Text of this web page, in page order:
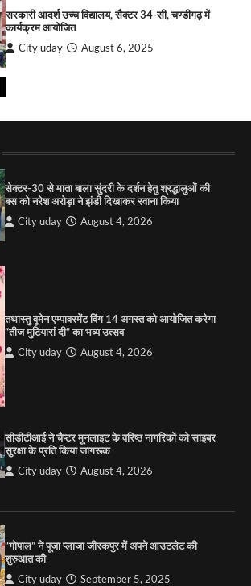
City uday August 6, 2026
₹227 करोड़ का ‘टेबल एजेंडा घोटाला’ भाजपा के
भ्रष्टाचार, तानाशाही और लोकतंत्र की हत्या का सबसे बड़ा
सरकारी आदर्श उच्च विद्यालय, सैक्टर 34-सी, चण्डीगढ़ में
कार्यक्रम आयोजित
City uday August 6, 2025
पारस हेल्थ पंचकूला ने ‘तिरंगा यात्रा 2025’ का हरियाणा से
कश्मीर तक किया आगाज़, राष्ट्रीय एकता को मिलेगा नया
आयाम
City uday August 6, 2025
की कसम: देवशाली
City uday
सेक्टर-30 से माता बाला सुंदरी के दर्शन हेतु श्रद्धालुओं की
बस को नरेश अरोड़ा ने झंडी दिखाकर रवाना किया
City uday August 4, 2026
तथास्तु वूमेन एम्पावरमेंट विंग 14 अगस्त को आयोजित करेगा
“तीज मुटियारां दी” का भव्य उत्सव
City uday August 4, 2026
सीडीटीआई ने चैप्टर मूनलाइट के वरिष्ठ नागरिकों को साइबर
सुरक्षा के प्रति किया जागरूक
City uday August 4, 2026
“गोपाल” ने पूजा प्लाजा जीरकपुर में अपने आउटलेट की
शुरुआत की
City uday September 5, 2025